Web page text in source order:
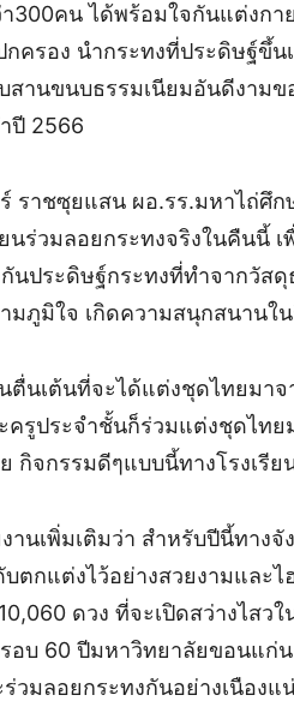
300คน ได้พร้อมใจกันแต่งก
ครอง นำกระทงที่ประดิษฐ์ขึ้น
สานขนบธรรมเนียมอันดีงาม
ปี 2566
ราชซุยแสน ผอ.รร.มหาไถ่ศึ
นร่วมลอยกระทงจริงในคืนนี้
นประดิษฐ์กระทงที่ทำจากวัส
มภูมิใจ เกิดความสนุกสนานใ
ตื่นเต้นที่จะได้แต่งชุดไทยมา
ครูประจำชั้นก็ร่วมแต่งชุดไท
กิจกรรมดีๆแบบนี้ทางโรงเรี
านเพิ่มเติมว่า สำหรับปีนี้ทา
ตกแต่งไว้อย่างสวยงามและ
ดวง ที่จะเปิดสว่างไส
อบ 60 ปีมหาวิทยาลัยขอนแก่
วมลอยกระทงกันอย่างเนืองแ